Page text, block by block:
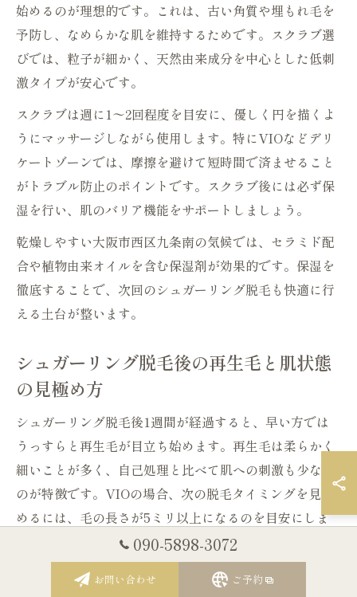
始めるのが理想的です。これは、古い角質や埋もれ毛を
予防し、なめらかな肌を維持するためです。スクラブ選
びでは、粒子が細かく、天然由来成分を中心とした低刺
激タイプが安心です。
スクラブは週に1〜2回程度を目安に、優しく円を描くよ
うにマッサージしながら使用します。特にVIOなどデリ
ケートゾーンでは、摩擦を避けて短時間で済ませること
がトラブル防止のポイントです。スクラブ後には必ず保
湿を行い、肌のバリア機能をサポートしましょう。
乾燥しやすい大阪市西区九条南の気候では、セラミド配
合や植物由来オイルを含む保湿剤が効果的です。保湿を
徹底することで、次回のシュガーリング脱毛も快適に行
える土台が整います。
シュガーリング脱毛後の再生毛と肌状態
の見極め方
シュガーリング脱毛後1週間が経過すると、早い方では
うっすらと再生毛が目立ち始めます。再生毛は柔らかく
細いことが多く、自己処理と比べて肌への刺激も少ない
のが特徴です。VIOの場合、次の脱毛タイミングを見極
めるには、毛の長さが5ミリ以上になるのを目安にしま
肌状態のチェックポイントは、赤みやかゆみ、ざらつき
090-5898-3072
お問い合わせ ご予約